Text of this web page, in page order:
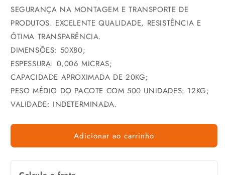
SEGURANÇA NA MONTAGEM E TRANSPORTE DE
PRODUTOS. EXCELENTE QUALIDADE, RESISTÊNCIA E
ÓTIMA TRANSPARÊNCIA.
DIMENSÕES: 50X80;
ESPESSURA: 0,006 MICRAS;
CAPACIDADE APROXIMADA DE 20KG;
PESO MÉDIO DO PACOTE COM 500 UNIDADES: 12KG;
VALIDADE: INDETERMINADA.
Adicionar ao carrinho